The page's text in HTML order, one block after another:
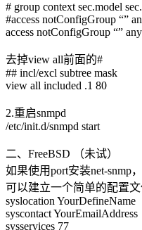
# group context sec.model
#access notConfigGroup “”
access notConfigGroup “”
去掉view all前面的#
## incl/excl subtree mask
view all included .1 80
2.重启snmpd
/etc/init.d/snmpd start
二、FreeBSD （未试）
如果使用port安装net-snmp
可以建立一个简单的配置文
syslocation YourDefineName
syscontact YourEmailAddress
sysservices 77